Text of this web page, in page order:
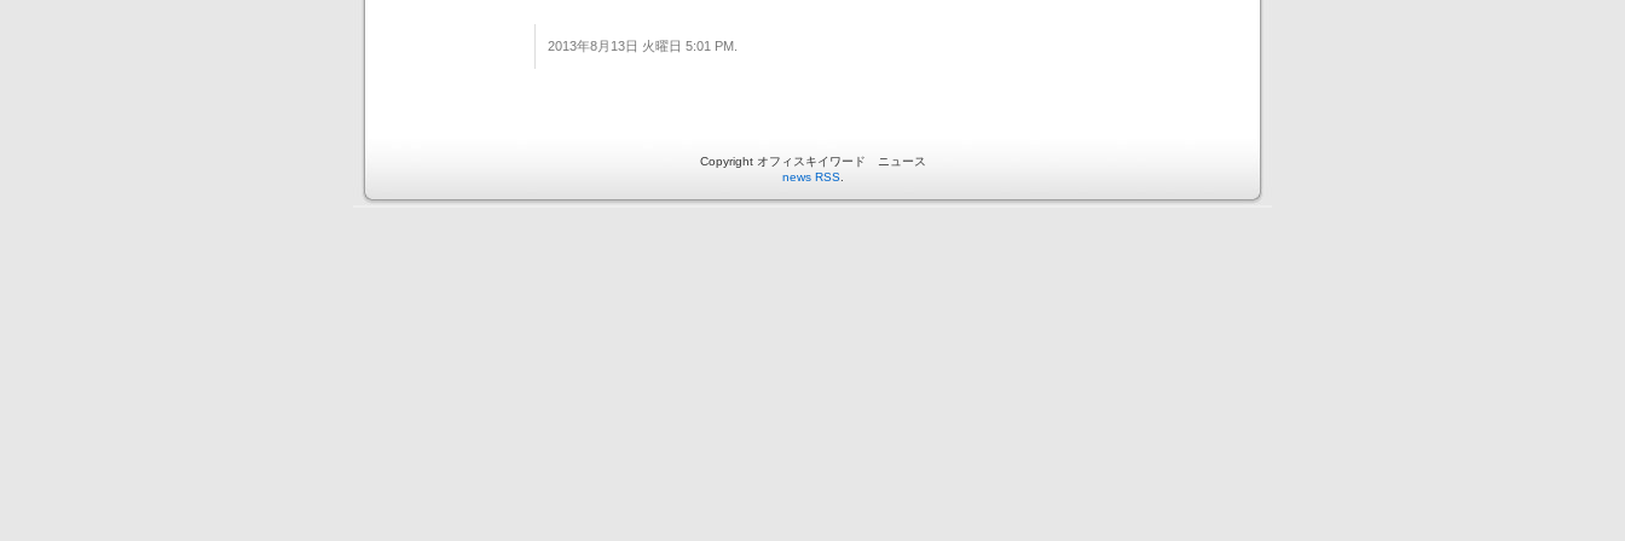
2013年8月13日 火曜日 5:01 PM.
Copyright オフィスキイワード ニュース
news RSS.